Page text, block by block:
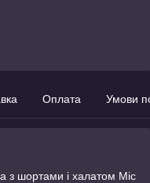
Оплата Умови
з шортами і халатом Міс